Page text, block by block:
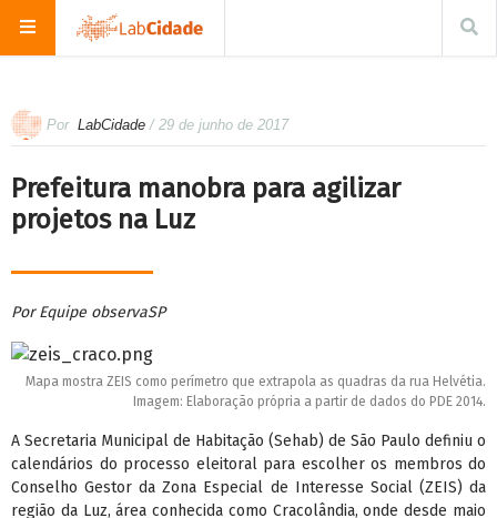
Por LabCidade / 29 de junho de 2017
Prefeitura manobra para agilizar
projetos na Luz
Por Equipe observaSP
Mapa mostra ZEIS como perímetro que extrapola as quadras da rua Helvétia.
Imagem: Elaboração própria a partir de dados do PDE 2014.
A Secretaria Municipal de Habitação (Sehab) de São Paulo definiu o
calendários do processo eleitoral para escolher os membros do
Conselho Gestor da Zona Especial de Interesse Social (ZEIS) da
região da Luz, área conhecida como Cracolândia, onde desde maio